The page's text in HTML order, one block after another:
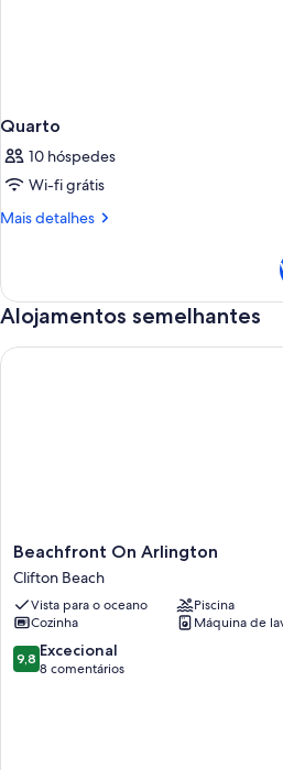
Quarto
10 hóspedes
Wi-fi grátis
Mais detalhes
Mais
quarto:
Quarto
Alojamentos semelhantes
Beachfront
On
Arlington
Clifton
Beach
Beachfront On Arlington
Clifton Beach
Vista para o oceano
Piscina
Cozinha
Máquina de
Pontuação
de
9,8 Excecional
8 comentários
Beachfront On Arlington